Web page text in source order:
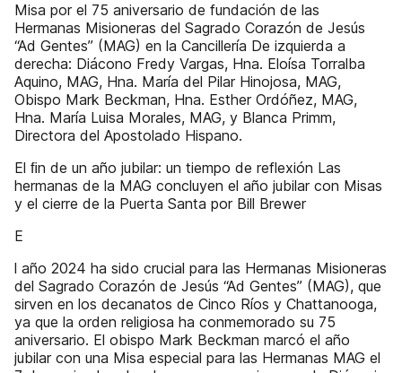
Misa por el 75 aniversario de fundación de las
Hermanas Misioneras del Sagrado Corazón de Jesús
“Ad Gentes” (MAG) en la Cancillería De izquierda a
derecha: Diácono Fredy Vargas, Hna. Eloísa Torralba
Aquino, MAG, Hna. María del Pilar Hinojosa, MAG,
Obispo Mark Beckman, Hna. Esther Ordóñez, MAG,
Hna. María Luisa Morales, MAG, y Blanca Primm,
Directora del Apostolado Hispano.
El ﬁn de un año jubilar: un tiempo de reflexión Las
hermanas de la MAG concluyen el año jubilar con Misas
y el cierre de la Puerta Santa por Bill Brewer
E
l año 2024 ha sido crucial para las Hermanas Misioneras
del Sagrado Corazón de Jesús “Ad Gentes” (MAG), que
sirven en los decanatos de Cinco Ríos y Chattanooga,
ya que la orden religiosa ha conmemorado su 75
aniversario. El obispo Mark Beckman marcó el año
jubilar con una Misa especial para las Hermanas MAG el